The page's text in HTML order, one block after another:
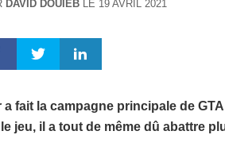
DAVID DOUÏEB LE 19 AVRIL 2021
a fait la campagne principale de
jeu, il a tout de même dû abattre